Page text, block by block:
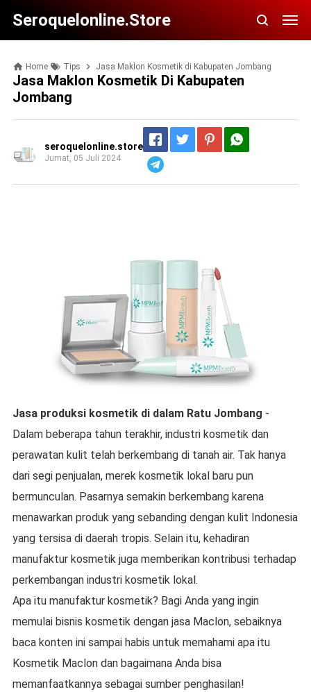
Seroquelonline.store
Home Tips Jasa Maklon Kosmetik di Kabupaten Jombang
Jasa Maklon Kosmetik Di Kabupaten
Jombang
seroquelonline.store
Jumat, 05 Juli 2024
Jasa produksi kosmetik di dalam Ratu Jombang -
Dalam beberapa tahun terakhir, industri kosmetik dan
perawatan kulit telah berkembang di tanah air. Tak hanya
dari segi penjualan, merek kosmetik lokal baru pun
bermunculan. Pasarnya semakin berkembang karena
menawarkan produk yang sebanding dengan kulit Indonesia
yang tersisa di daerah tropis. Selain itu, kehadiran
manufaktur kosmetik juga memberikan kontribusi terhadap
perkembangan industri kosmetik lokal.
Apa itu manufaktur kosmetik? Bagi Anda yang ingin
memulai bisnis kosmetik dengan jasa Maclon, sebaiknya
baca konten ini sampai habis untuk memahami apa itu
Kosmetik Maclon dan bagaimana Anda bisa
memanfaatkannya sebagai sumber penghasilan!